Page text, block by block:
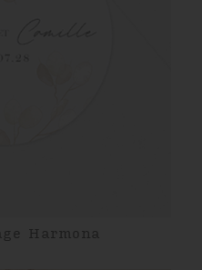
Harmona